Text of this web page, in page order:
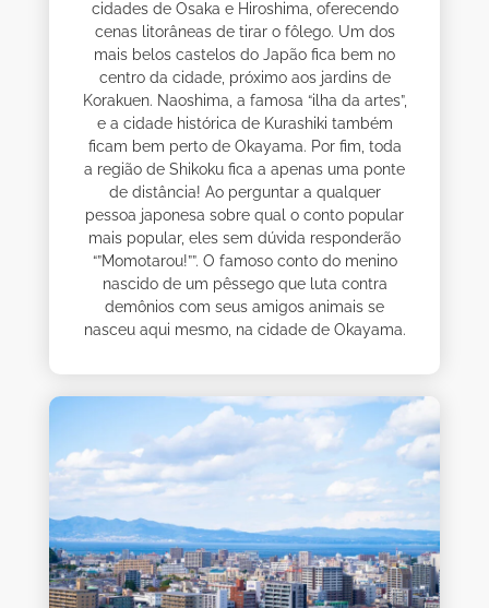
cidades de Osaka e Hiroshima, oferecendo
cenas litorâneas de tirar o fôlego. Um dos
mais belos castelos do Japão fica bem no
centro da cidade, próximo aos jardins de
Korakuen. Naoshima, a famosa “ilha da artes”,
e a cidade histórica de Kurashiki também
ficam bem perto de Okayama. Por fim, toda
a região de Shikoku fica a apenas uma ponte
de distância! Ao perguntar a qualquer
pessoa japonesa sobre qual o conto popular
mais popular, eles sem dúvida responderão
“”Momotarou!””. O famoso conto do menino
nascido de um pêssego que luta contra
demônios com seus amigos animais se
nasceu aqui mesmo, na cidade de Okayama.